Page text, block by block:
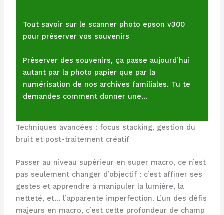
Tout savoir sur le scanner photo epson v300
pour préserver vos souvenirs
Préserver des souvenirs, ça passe aujourd’hui
autant par la photo papier que par la
numérisation de nos archives familiales. Tu te
demandes comment donner une…
Techniques avancées : focus stacking, gestion du
bruit et post-traitement créatif
Passer au niveau supérieur en super macro, ce n’est
pas seulement changer d’objectif : c’est affiner ses
gestes et apprendre à manipuler la lumière, la
netteté, et… l’apparente imperfection. L’un des défis
majeurs en macro, c’est cette profondeur de champ